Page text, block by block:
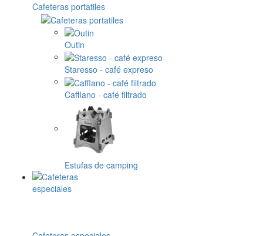
Cafeteras portatiles
Outin
Staresso - café expreso
Cafflano - café filtrado
Estufas de camping